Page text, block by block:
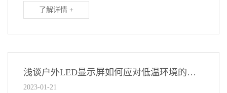
了解详情 +
浅谈户外LED显示屏如何应对低温环境的挑战？
2023-01-21